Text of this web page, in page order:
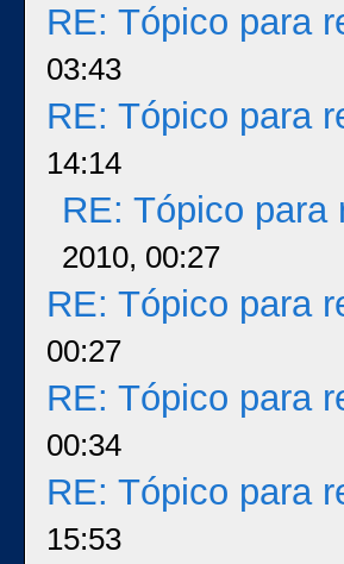
RE: Tópico para
03:43
RE: Tópico para
14:14
RE: Tópico para
2010, 00:27
RE: Tópico para
00:27
RE: Tópico para
00:34
RE: Tópico para
15:53